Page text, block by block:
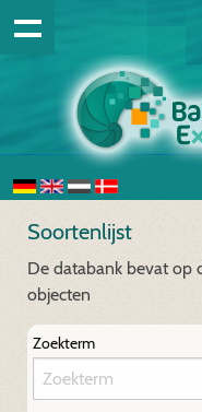
Soortenlijst
De databank bevat op
objecten
Zoekterm